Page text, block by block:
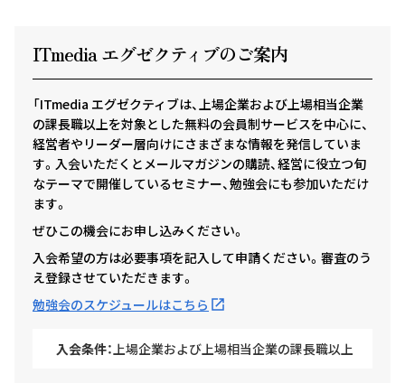
ITmedia エグゼクティ ブのご案内
「ITmedia エグゼクティブは、上場企業および上場相当企業
の課長職以上を対象とした無料の会員制サービスを中心に、
経営者やリーダー層向けにさまざまな情報を発信していま
す。入会いただくとメールマガジンの購読、経営に役立つ旬
なテーマで開催しているセミナー、勉強会にも参加いただけ
ます。
ぜひこの機会にお申し込みください。
入会希望の方は必要事項を記入して申請ください。審査のう
え登録させていただきます。
勉強会のスケジュールはこちら
入会条件： 上場企業および上場相当企業の課長職以上